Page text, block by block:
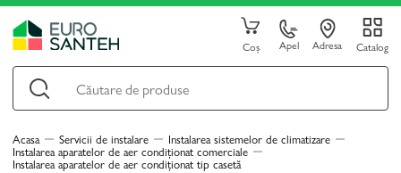
Coș Apel Adresa Catalog
Acasa Servicii de instalare Instalarea sistemelor de climatizare
Instalarea aparatelor de aer condiționat comerciale
Instalarea aparatelor de aer condiționat tip casetă